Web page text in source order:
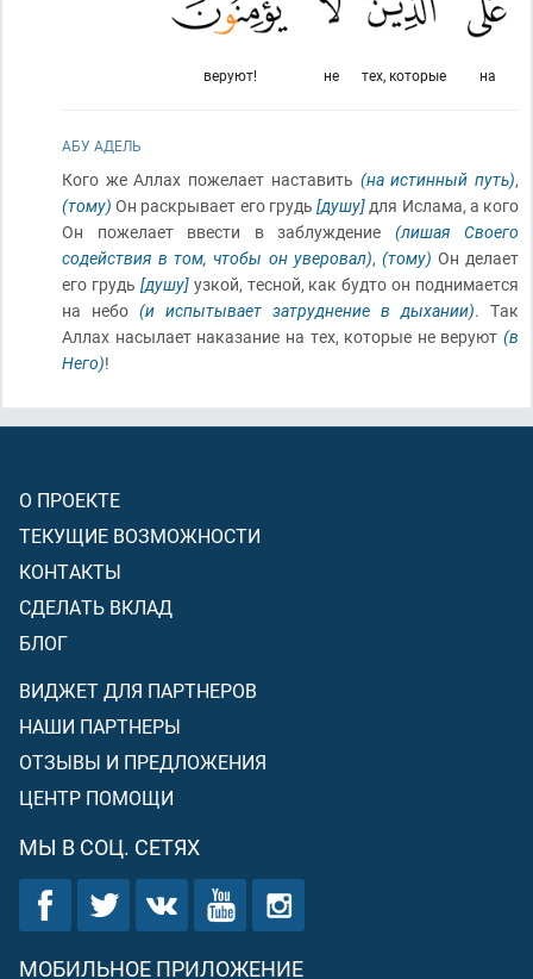
на
тех, которые
не
веруют!
АБУ АДЕЛЬ
Кого же Аллах пожелает наставить (на истинный путь),
(тому) Он раскрывает его грудь[душу]для Ислама, а кого
Он пожелает ввести в заблуждение (лишая Своего
содействия в том, чтобы он уверовал), (тому) Он делает
его грудь [душу]узкой, тесной, как будто он поднимается
на небо (и испытывает затруднение в дыхании). Так
Аллах насылает наказание на тех, которые не веруют (в
Него)!
О ПРОЕКТЕ
ТЕКУЩИЕ ВОЗМОЖНОСТИ
КОНТАКТЫ
СДЕЛАТЬ ВКЛАД
БЛОГ
ВИДЖЕТ ДЛЯ ПАРТНЕРОВ
НАШИ ПАРТНЕРЫ
ОТЗЫВЫ И ПРЕДЛОЖЕНИЯ
ЦЕНТР ПОМОЩИ
МЫ В СОЦ. СЕТЯХ
МОБИЛЬНОЕ ПРИЛОЖЕНИЕ